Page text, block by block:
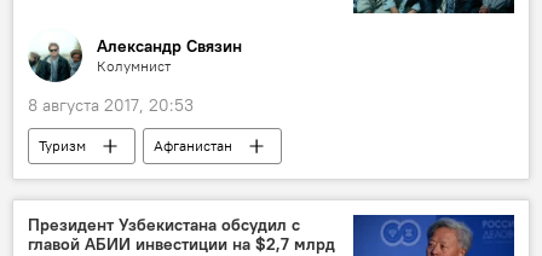
Александр Связин
Колумнист
8 августа 2017, 20:53
Туризм Афганистан
Президент Узбекистана обсудил с
главой АБИИ инвестиции на $2,7 млрд